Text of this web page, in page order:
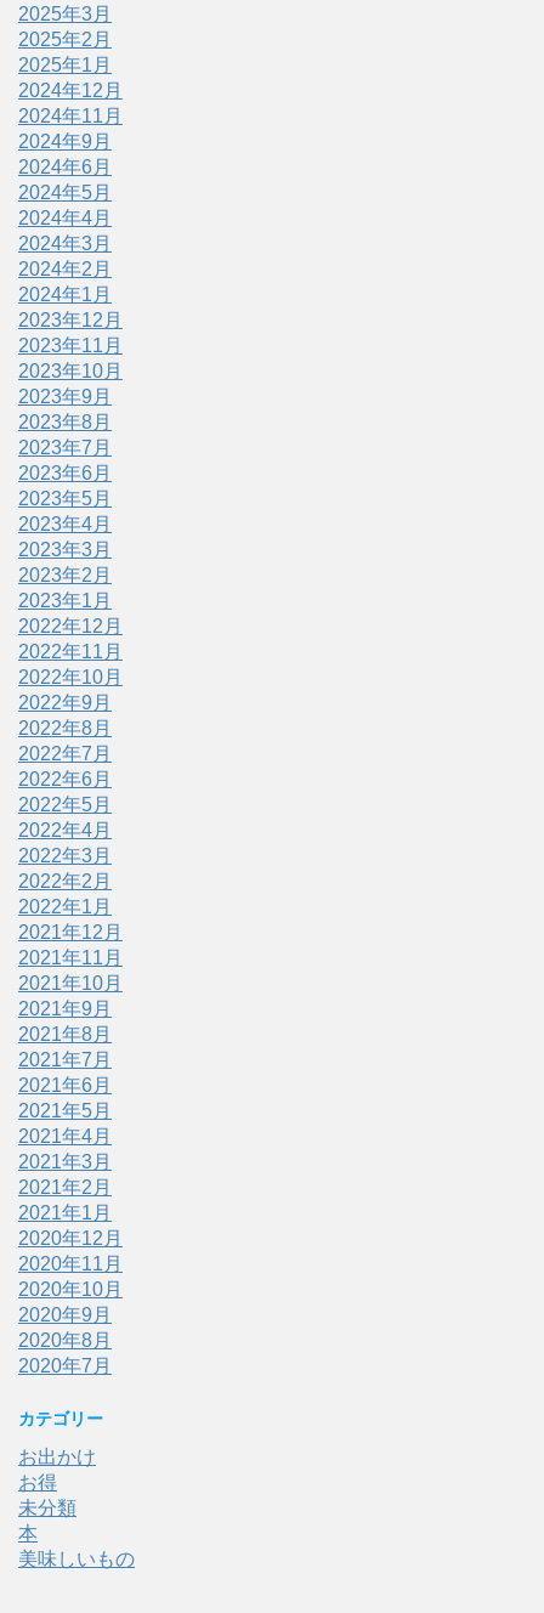
2025年3月
2025年2月
2025年1月
2024年12月
2024年11月
2024年9月
2024年6月
2024年5月
2024年4月
2024年3月
2024年2月
2024年1月
2023年12月
2023年11月
2023年10月
2023年9月
2023年8月
2023年7月
2023年6月
2023年5月
2023年4月
2023年3月
2023年2月
2023年1月
2022年12月
2022年11月
2022年10月
2022年9月
2022年8月
2022年7月
2022年6月
2022年5月
2022年4月
2022年3月
2022年2月
2022年1月
2021年12月
2021年11月
2021年10月
2021年9月
2021年8月
2021年7月
2021年6月
2021年5月
2021年4月
2021年3月
2021年2月
2021年1月
2020年12月
2020年11月
2020年10月
2020年9月
2020年8月
2020年7月
カテゴリー
お出かけ
お得
未分類
本
美味しいもの